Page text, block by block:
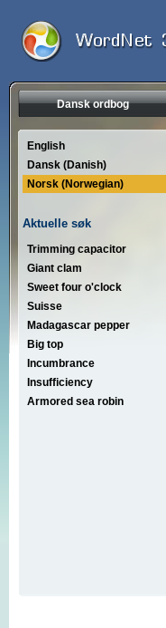
Dansk ordbog
English
Dansk (Danish)
Norsk (Norwegian)
Aktuelle søk
Trimming capacitor
Giant clam
Sweet four o'clock
Suisse
Madagascar pepper
Big top
Incumbrance
Insufficiency
Armored sea robin